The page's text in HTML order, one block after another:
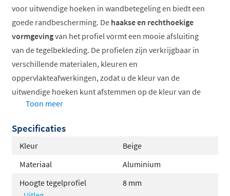
voor uitwendige hoeken in wandbetegeling en biedt een
goede randbescherming. De haakse en rechthoekige
vormgevingvan het profiel vormt een mooie afsluiting
van de tegelbekleding. De profielen zijn verkrijgbaar in
verschillende materialen, kleuren en
oppervlakteafwerkingen, zodat u de kleur van de
uitwendige hoeken kunt afstemmen op de kleur van de
tegels en de voegen, of voor interessante accenten kunt
Schlüter-JOLLY kan verder ook worden gebruikt voor
zuivere afsluitranden voor bekledingen zoals tapijt,
natuursteen of plamuur op basis van epoxyhars. Naast
Toon meer
Specificaties
Kleur
Beige
Materiaal
Aluminium
Hoogte tegelprofiel
8 mm